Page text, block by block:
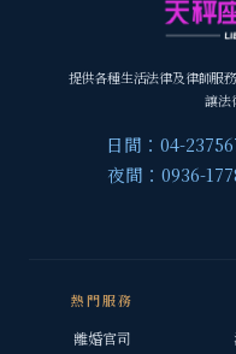
提供各種生活法律及律師服
讓法
日間：04-
夜間：0936-
熱門服務
離婚官司